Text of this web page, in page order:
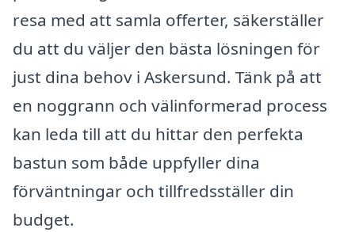
resa med att samla offerter, säkerställer
du att du väljer den bästa lösningen för
just dina behov i Askersund. Tänk på att
en noggrann och välinformerad process
kan leda till att du hittar den perfekta
bastun som både uppfyller dina
förväntningar och tillfredsställer din
budget.